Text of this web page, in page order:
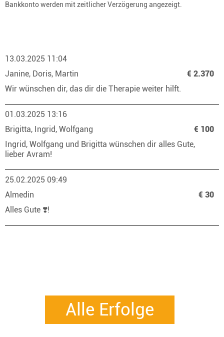
Bankkonto werden mit zeitlicher Verzögerung angezeigt.
13.03.2025 11:04
Janine, Doris, Martin
€ 2.370
Wir wünschen dir, das dir die Therapie weiter hilft.
01.03.2025 13:16
Brigitta, Ingrid, Wolfgang
€ 100
Ingrid, Wolfgang und Brigitta wünschen dir alles Gute,
lieber Avram!
25.02.2025 09:49
Almedin
€ 30
Alles Gute ❣️!
Alle Erfolge